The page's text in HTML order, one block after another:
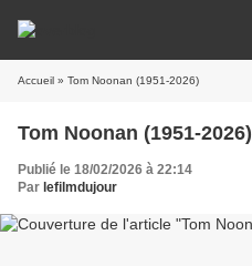
Accueil » Tom Noonan (1951-2026)
Tom Noonan (1951-2026)
Publié le 18/02/2026 à 22:14
Par lefilmdujour